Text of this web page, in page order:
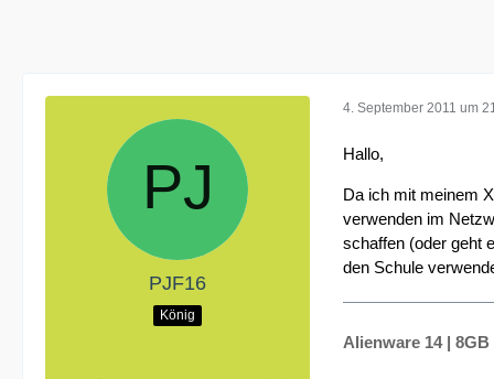
PJF16
König
4. September 2011 um
Hallo,
Da ich mit meinem
verwenden im
schaffen (oder geht
den Schule
Alienware 14 |